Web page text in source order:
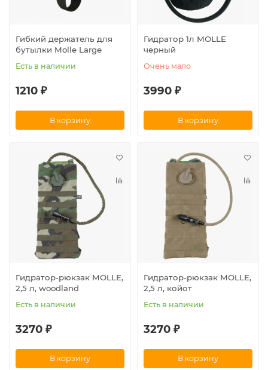
Гибкий держатель для
бутылки Molle Large
Есть в наличии
1210 ₽
В корзину
Гидратор 1л MOLLE
черный
Очень мало
3990 ₽
В корзину
Гидратор-рюкзак MOLLE,
2,5 л, woodland
Есть в наличии
3270 ₽
В корзину
Гидратор-рюкзак MOLLE,
2,5 л, койот
Есть в наличии
3270 ₽
В корзину